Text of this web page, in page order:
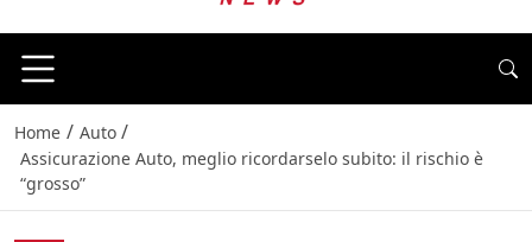
Home / Auto /
Assicurazione Auto, meglio ricordarselo subito: il rischio è
“grosso”